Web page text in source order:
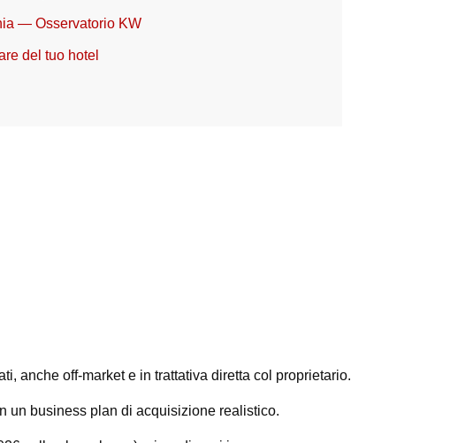
— Osservatorio KW
del tuo hotel
anche off-market e in trattativa diretta col proprietario.
un business plan di acquisizione realistico.